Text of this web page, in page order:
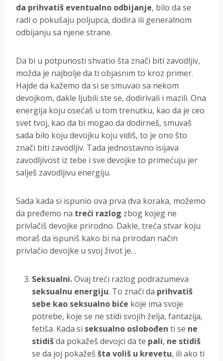
da prihvatiš eventualno odbijanje, bilo da se
radi o pokušaju poljupca, dodira ili generalnom
odbijanju sa njene strane.
Da bi u potpunosti shvatio šta znači biti zavodljiv,
možda je najbolje da ti objasnim to kroz primer.
Hajde da kažemo da si se smuvao sa nekom
devojkom, dakle ljubili ste se, dodirivali i mazili. Ona
energija koju osećaš u tom trenutku, kao da je ceo
svet tvoj, kao da bi mogao da dodirneš, smuvaš
sada bilo koju devojku koju vidiš, to je ono što
znači biti zavodljiv. Tada jednostavno isijava
zavodljivost iz tebe i sve devojke to primećuju jer
salješ zavodljivu energiju.
Sada kada si ispunio ova prva dva koraka, možemo
da pređemo na treći razlog zbog kojeg ne
privlačiš devojke prirodno. Dakle, treća stvar koju
moraš da ispuniš kako bi na prirodan način
privlačio devojke u svoj život je…
Seksualni.Ovaj treći razlog podrazumeva
seksualnu energiju. To znači da prihvatiš
sebe kao seksualno biće koje ima svoje
potrebe, koje se ne stidi svojih želja, fantazija,
fetiša. Kada si seksualno oslobođen ti se ne
stidišda pokažeš devojci da te pali, ne stidiš
se da joj pokažeš šta voliš u krevetu, ili ako ti